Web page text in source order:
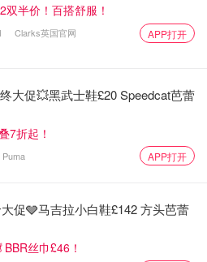
质地轻盈保湿力却很足。有很多
。
Hydra-gel眼膜🌟🌟🌟💫
双半价！百搭舒服！
Clarks英国官网 APP打开
大促💥黑武士鞋£20 Speedcat芭蕾
7折起！
Puma APP打开
促🩶马吉拉小白鞋£142 方头芭蕾
丝巾£46！